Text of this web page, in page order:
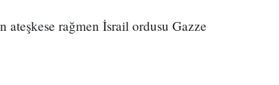
rağmen İsrail ordusu Gazze